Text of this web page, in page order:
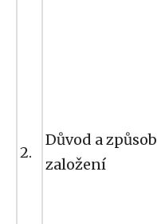
2.
Důvod a způsob
založení